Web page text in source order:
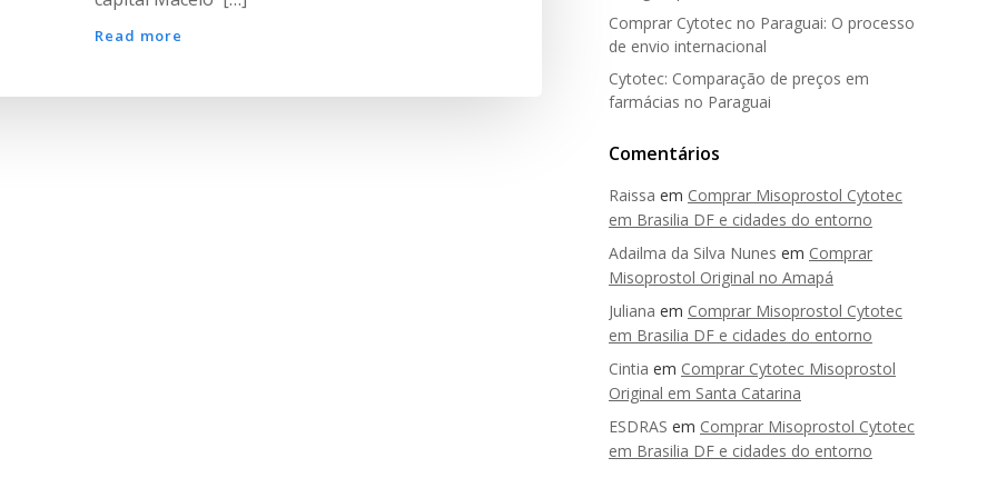
Read more
Comprar Cytotec no Paraguai: O processo
de envio internacional
Cytotec: Comparação de preços em
farmácias no Paraguai
Comentários
Raissa em Comprar Misoprostol Cytotec
em Brasilia DF e cidades do entorno
Adailma da Silva Nunes em Comprar
Misoprostol Original no Amapá
Juliana em Comprar Misoprostol Cytotec
em Brasilia DF e cidades do entorno
Cintia em Comprar Cytotec Misoprostol
Original em Santa Catarina
ESDRAS em Comprar Misoprostol Cytotec
em Brasilia DF e cidades do entorno